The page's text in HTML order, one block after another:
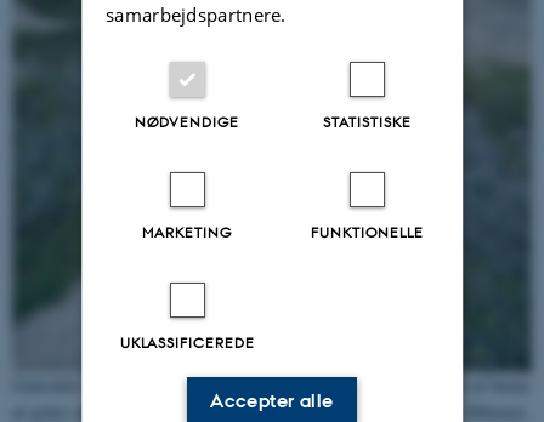
Grårisklit (2170) findes langs de eksponerede kyster og er præget af buske
af gråris inkl. mellemformer til krybende pil. Pletter med gråris i Ørkenen
samarbejdspartnere.
NØDVENDIGE STATISTISKE
MARKETING FUNKTIONELLE
UKLASSIFICEREDE
Accepter alle